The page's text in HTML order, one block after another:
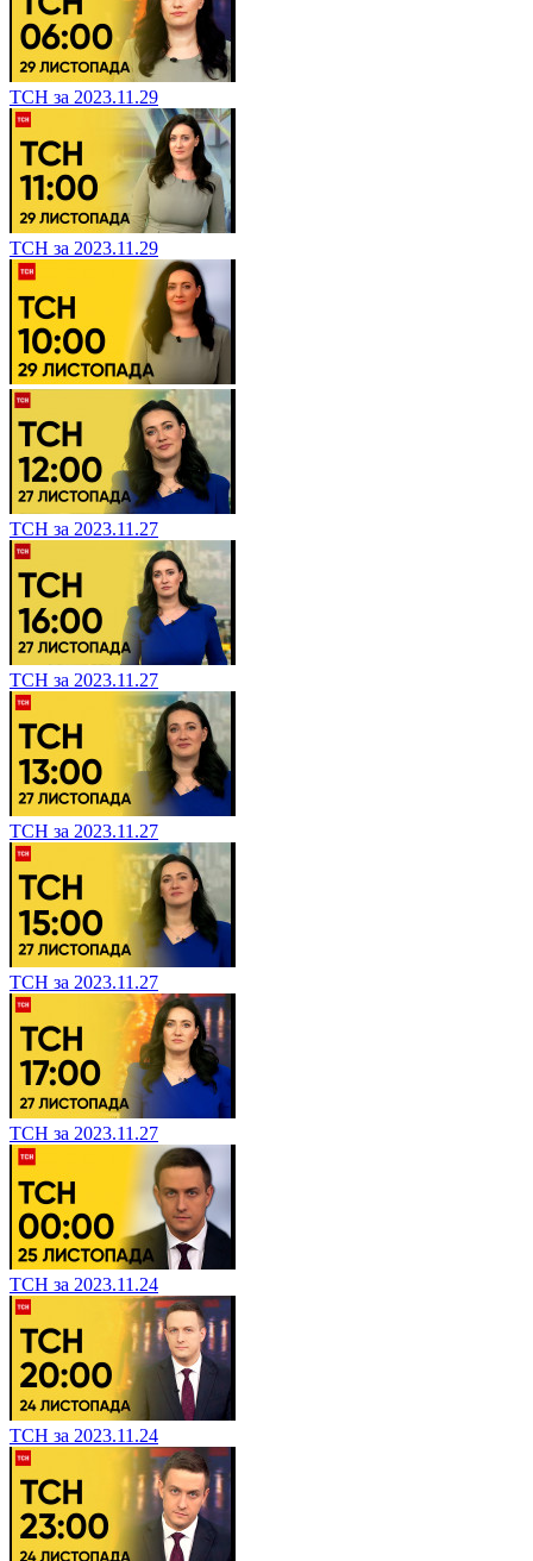
ТСН за 2023.11.29
ТСН за 2023.11.29
ТСН за 2023.11.27
ТСН за 2023.11.27
ТСН за 2023.11.27
ТСН за 2023.11.27
ТСН за 2023.11.27
ТСН за 2023.11.24
ТСН за 2023.11.24